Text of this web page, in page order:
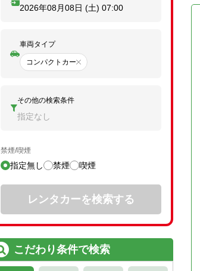
2026年08月08日 (土) 07:00
車両タイプ
コンパクトカー
その他の検索条件
指定なし
禁煙/喫煙
指定無し 禁煙 喫煙
レンタカーを検索する
こだわり条件で検索